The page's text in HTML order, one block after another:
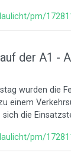
pm/
der A1 -
wurden die
einem
die
pm/